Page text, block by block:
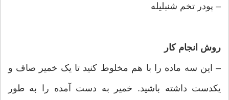
– پودر تخم شنبلیله
روش انجام کار
– این سه ماده را با هم مخلوط کنید تا یک خمیر صاف و
یکدست داشته باشید. خمیر به دست آمده را به طور